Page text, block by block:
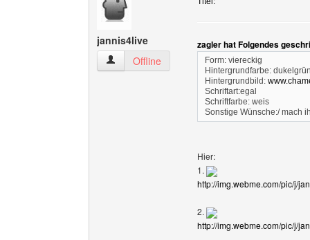
jannis4live
jannis4live Benutzer-Profile anzeigen
Offline
zagler hat Folgendes
Form: viereckig
Hintergrundfarbe:
Hintergrundbild:
Schriftart:egal
Schriftfarbe: weis
Sonstige Wünsche:/ mach
Hier:
1.
http://img.webme.com/pic/j/
2.
http://img.webme.com/pic/j/